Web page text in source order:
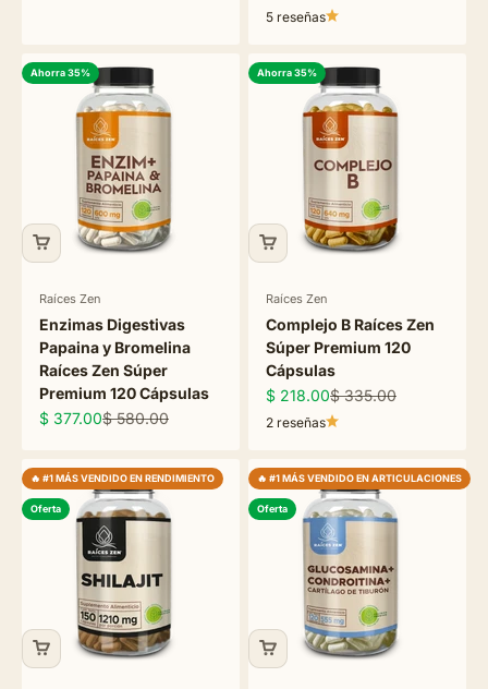
5 reseñas
Ahorra 35%
Raíces Zen
Enzimas Digestivas
Papaina y Bromelina
Raíces Zen Súper
Premium 120 Cápsulas
Precio de oferta
$ 377.00Precio normal
$ 580.00
Ahorra 35%
Raíces Zen
Complejo B Raíces Zen
Súper Premium 120
Cápsulas
Precio de oferta
$ 218.00Precio normal
$ 335.00
2 reseñas
🔥 #1 MÁS VENDIDO EN RENDIMIENTO
Oferta
🔥 #1 MÁS VENDIDO EN ARTICULACIONES
Oferta